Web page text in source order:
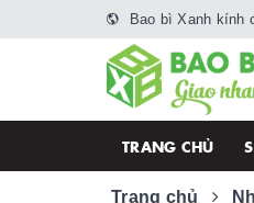
Bao bì Xanh kính
TRANG CHỦ
Trang chủ